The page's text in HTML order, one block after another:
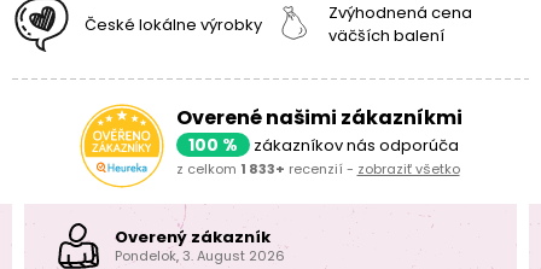
České lokálne výrobky
Zvýhodnená cena
väčších balení
Overené našimi zákazníkmi
100 % zákazníkov nás odporúča
z celkom 1 833+ recenzií - zobraziť všetko
Overený zákazník
Pondelok, 3. August 2026